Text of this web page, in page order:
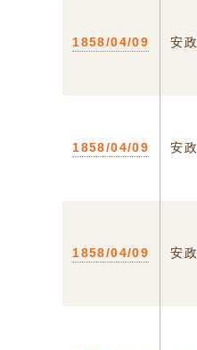
1858/04/09 安
1858/04/09 安
1858/04/09 安